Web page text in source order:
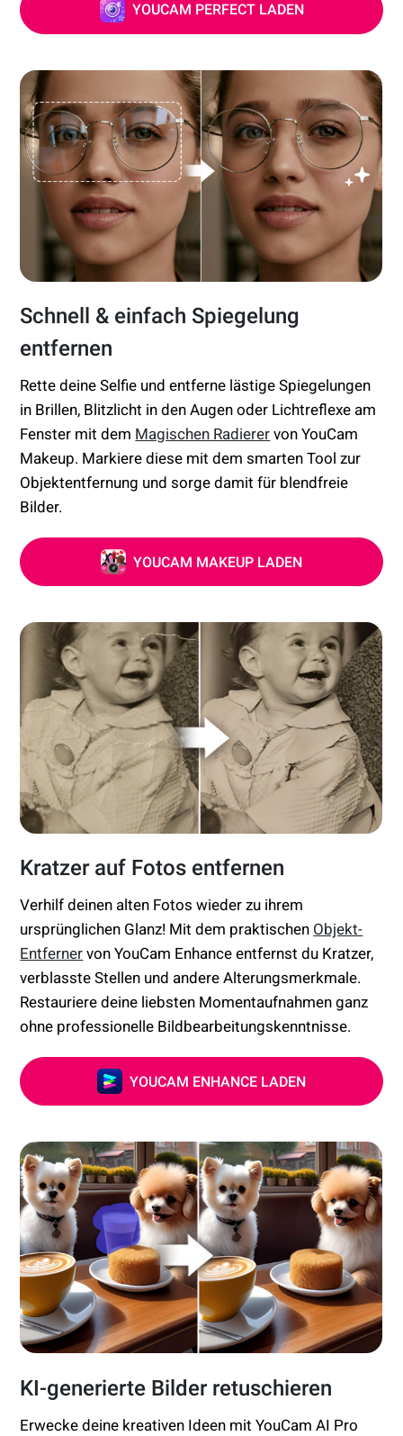
YOUCAM PERFECT LADEN
Schnell & einfach Spiegelung
entfernen
Rette deine Selfie und entferne lästige Spiegelungen
in Brillen, Blitzlicht in den Augen oder Lichtreflexe am
Fenster mit dem Magischen Radierer von YouCam
Makeup. Markiere diese mit dem smarten Tool zur
Objektentfernung und sorge damit für blendfreie
Bilder.
YOUCAM MAKEUP LADEN
Kratzer auf Fotos entfernen
Verhilf deinen alten Fotos wieder zu ihrem
ursprünglichen Glanz! Mit dem praktischen Objekt-
Entferner von YouCam Enhance entfernst du Kratzer,
verblasste Stellen und andere Alterungsmerkmale.
Restauriere deine liebsten Momentaufnahmen ganz
ohne professionelle Bildbearbeitungskenntnisse.
YOUCAM ENHANCE LADEN
KI-generierte Bilder retuschieren
Erwecke deine kreativen Ideen mit YouCam AI Pro